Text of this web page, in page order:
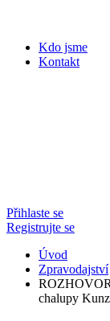
Kdo jsme
Kontakt
Přihlaste se
Registrujte se
Úvod
Zpravodajství
ROZHOVOR
chalupy